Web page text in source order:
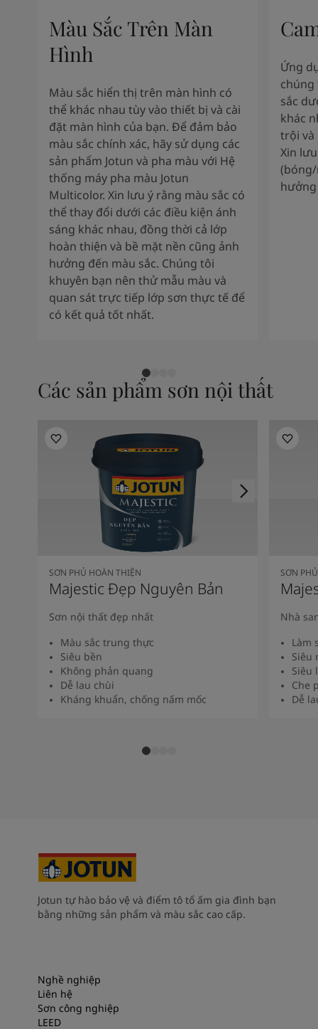
Màu Sắc Trên Màn
Hình
Màu sắc hiển thị trên màn hình có
thể khác nhau tùy vào thiết bị và cài
đặt màn hình của bạn. Để đảm bảo
màu sắc chính xác, hãy sử dụng các
sản phẩm Jotun và pha màu với Hệ
thống máy pha màu Jotun
Multicolor. Xin lưu ý rằng màu sắc có
thể thay đổi dưới các điều kiện ánh
sáng khác nhau, đồng thời cả lớp
hoàn thiện và bề mặt nền cũng ảnh
hưởng đến màu sắc. Chúng tôi
khuyên bạn nên thử mẫu màu và
quan sát trực tiếp lớp sơn thực tế để
có kết quả tốt nhất.
Ứng
chúng
sắc
khác
trội và
Xin
hưởng
Các sản phẩm sơn nội thất
SƠN PHỦ HOÀN THIỆN
Majestic Đẹp Nguyên Bản
Sơn nội thất đẹp nhất
Màu sắc trung thực
Siêu bền
Không phản quang
Dễ lau chùi
Kháng khuẩn, chống nấm mốc
SƠN
Nhà
Làm
Siêu
Siêu
Che
Dễ
Jotun tự hào bảo vệ và điểm tô tổ ấm gia đình bạn
bằng những sản phẩm và màu sắc cao cấp.
Nghề nghiệp
Liên hệ
Sơn công nghiệp
LEED